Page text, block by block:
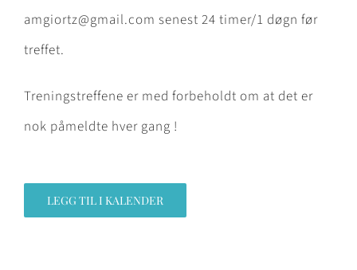
amgiortz@gmail.com senest 24 timer/1 døgn før
treffet.
Treningstreffene er med forbeholdt om at det er
nok påmeldte hver gang !
LEGG TIL I KALENDER